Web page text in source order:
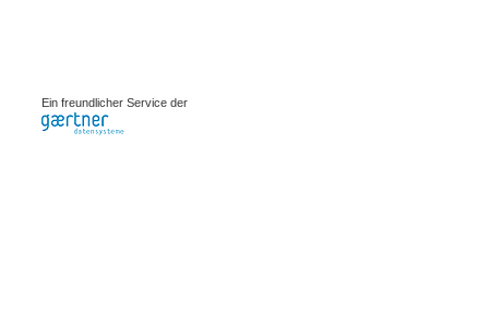
Ein freundlicher Service der